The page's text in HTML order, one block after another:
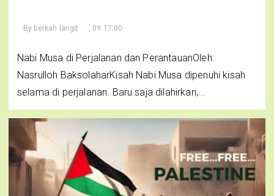
By berkah langit , 09.17.00
Nabi Musa di Perjalanan dan PerantauanOleh:
Nasrulloh BaksolaharKisah Nabi Musa dipenuhi kisah
selama di perjalanan. Baru saja dilahirkan,...